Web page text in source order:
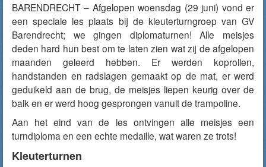
BARENDRECHT – Afgelopen woensdag (29 juni) vond er
een speciale les plaats bij de kleuterturngroep van GV
Barendrecht; we gingen diplomaturnen! Alle meisjes
deden hard hun best om te laten zien wat zij de afgelopen
maanden geleerd hebben. Er werden koprollen,
handstanden en radslagen gemaakt op de mat, er werd
geduikeld aan de brug, de meisjes liepen keurig over de
balk en er werd hoog gesprongen vanuit de trampoline.
Aan het eind van de les ontvingen alle meisjes een
turndiploma en een echte medaille, wat waren ze trots!
Kleuterturnen